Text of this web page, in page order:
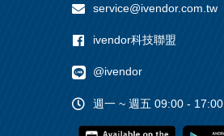
service@ivendor.com.tw
ivendor科技聯盟
@ivendor
週一 ~ 週五 09:00 - 17:00